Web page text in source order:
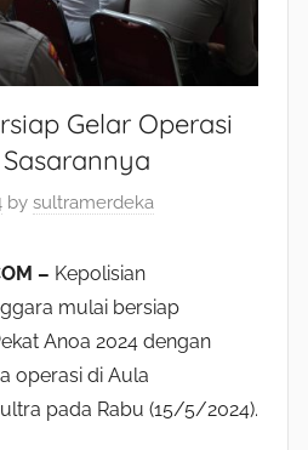
Gelar Operasi
by sultramerdeka
– Kepolisian
mulai bersiap
Anoa 2024 dengan
operasi di Aula
pada Rabu (15/5/2024).